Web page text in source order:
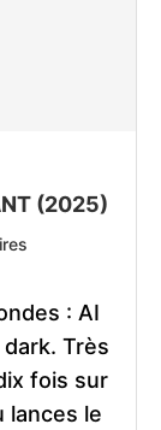
(2025)
: AI
Très
fois sur
lances le